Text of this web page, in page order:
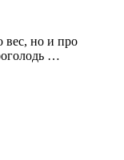
вес, но и про
…